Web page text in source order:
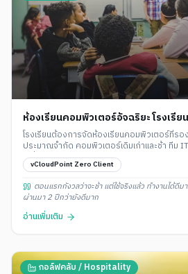
ห้องเรียนคอมพิวเตอร์อัจฉริยะ โรงเรี
โรงเรียนต้องการจัดห้องเรียนคอมพิวเตอร์ที่ร
ประมาณจำกัด คอมพิวเตอร์เดิมเก่าและช้า ทีม
เครื่องไม่ไหว
vCloudPoint Zero Client
ตอนแรกกังวลว่าจะช้า แต่ใช้จริงแล้ว ทำงานได้ดี
ผ่านมา 2 ปีกว่ายังดีมาก
อ่านเพิ่มเติม
กอล์ฟคลับ / Hospitality